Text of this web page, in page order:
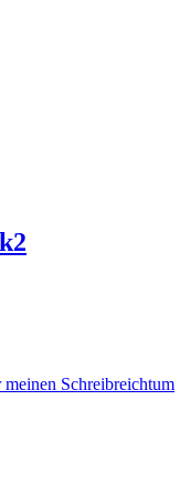
Schreibreichtum